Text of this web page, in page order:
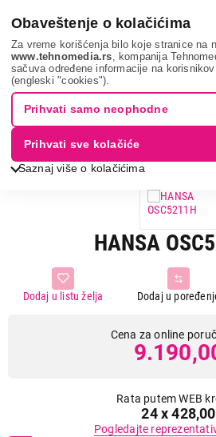
Obaveštenje o kolačićima
Za vreme korišćenja bilo koje stranice na
www.tehnomedia.rs , kompanija
sačuva određene informacije na
(engleski "cookies").
Saznaj više o kolačićima
Prihvati samo neophodne
Prihvati sve kolačiće
Bela tehnika Aspiratori
osc5211h...
HANSA
Dodaj u
Dodaj u listu želja
Cena za online
Rata putem WEB
24 x 428,00
Pogledajte